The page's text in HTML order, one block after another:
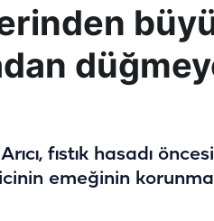
fıstık hasadı
emeğinin